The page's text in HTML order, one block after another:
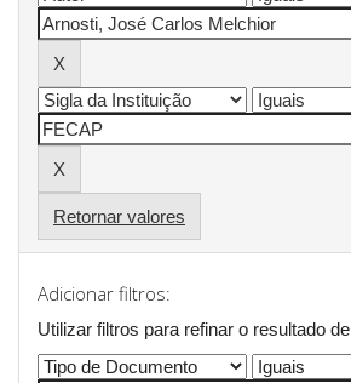
Retornar valores
Adicionar filtros:
Utilizar filtros para refinar o resultado